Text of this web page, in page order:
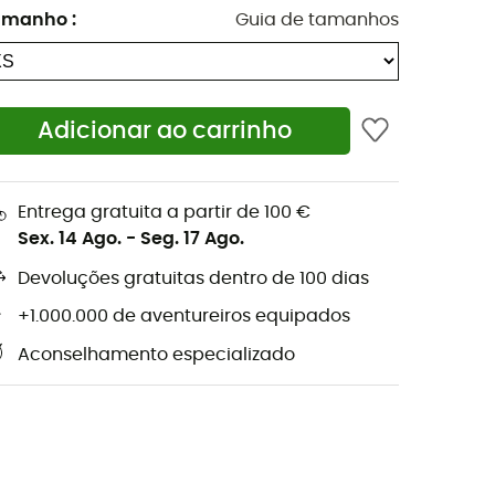
: Guia de tamanhos
Adicionar ao carrinho
Entrega gratuita a partir de 100 €
Sex. 14 Ago. - Seg. 17 Ago.
Devoluções gratuitas dentro de 100 dias
+1.000.000 de aventureiros equipados
Aconselhamento especializado